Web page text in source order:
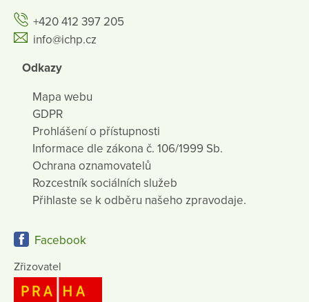
+420 412 397 205
info@ichp.cz
Odkazy
Mapa webu
GDPR
Prohlášení o přístupnosti
Informace dle zákona č. 106/1999 Sb.
Ochrana oznamovatelů
Rozcestník sociálních služeb
Přihlaste se k odběru našeho zpravodaje.
Facebook
Zřizovatel